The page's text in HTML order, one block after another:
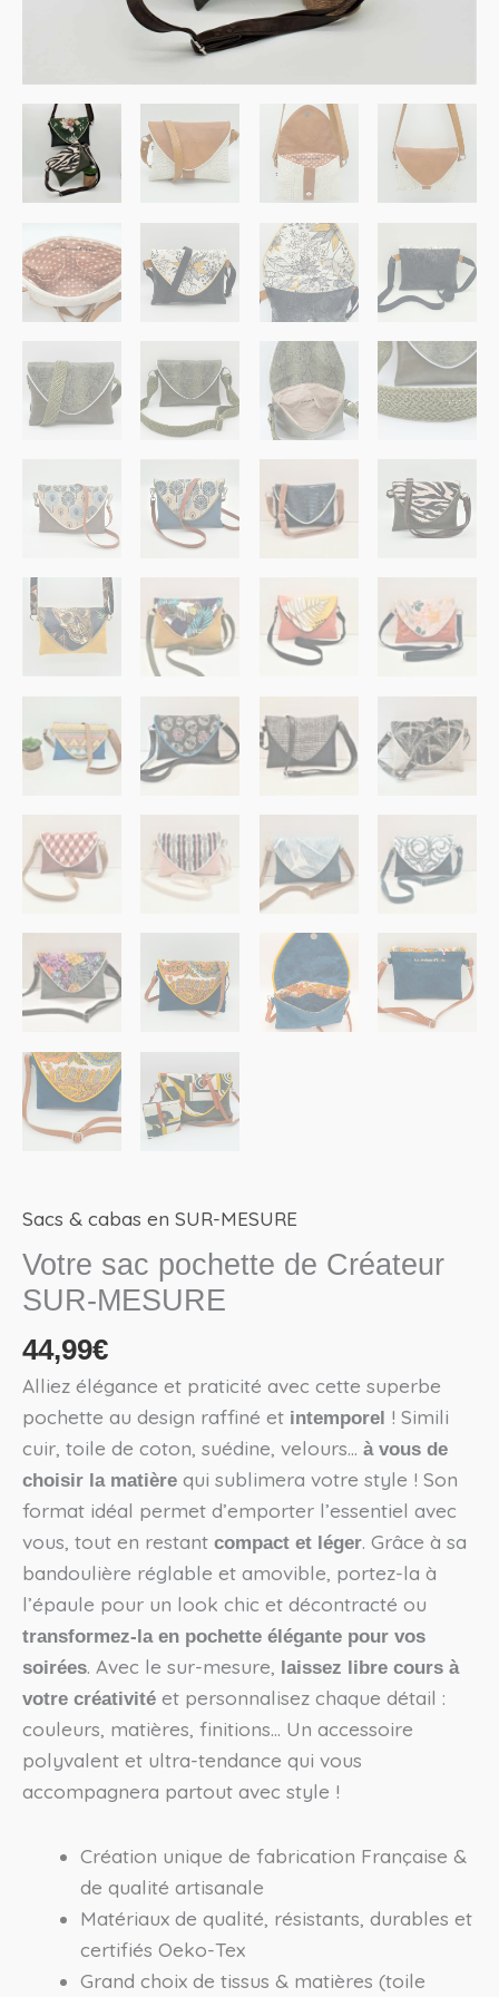
Sacs & cabas en SUR-MESURE
Votre sac pochette de Créateur
SUR-MESURE
44,99€
Alliez élégance et praticité avec cette superbe
pochette au design raffiné et intemporel ! Simili
cuir, toile de coton, suédine, velours… à vous de
choisir la matière qui sublimera votre style ! Son
format idéal permet d’emporter l’essentiel avec
vous, tout en restant compact et léger. Grâce à sa
bandoulière réglable et amovible, portez-la à
l’épaule pour un look chic et décontracté ou
transformez-la en pochette élégante pour vos
soirées. Avec le sur-mesure, laissez libre cours à
votre créativité et personnalisez chaque détail :
couleurs, matières, finitions… Un accessoire
polyvalent et ultra-tendance qui vous
accompagnera partout avec style !
Création unique de fabrication Française &
de qualité artisanale
Matériaux de qualité, résistants, durables et
certifiés Oeko-Tex
Grand choix de tissus & matières (toile